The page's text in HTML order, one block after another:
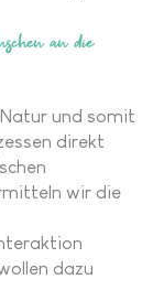
an die
und somit
direkt
wir die
dazu